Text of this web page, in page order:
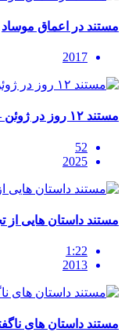
مستند در اعماق موساد
2017
مستند ۱۲ روز در ژوئن – رازهای جنگ با ایران
52
2025
مستند داستان هایی
1:22
2013
مستند داستان های